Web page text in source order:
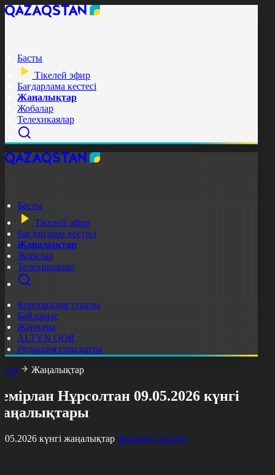
Басты
Тікелей эфир
Бағдарлама кестесі
Жаңалықтар
Жобалар
Телехикаялар
Басты
Тікелей эфир
Бағдарлама кестесі
Жаңалықтар
Жобалар
Телехикаялар
Корпорация туралы
Байланыс
Жарнама
ALTYN QOR
Редакция стандарты
Жаңалықтар
Нұрсолтан 09.05.2026 күнгі
күнгі жаңалықтар Фильтрді тазалау